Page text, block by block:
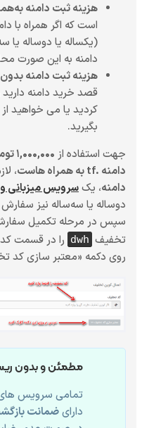
هزینه ثبت دامنه
است که اگر همراه
(یکساله یا دوساله یا
دامنه به این صورت
هزینه ثبت دامنه
قصد خرید دامنه
کردید یا می خواهید
بگیرید.
جهت استفاده از
دامنه .tf به همراه هاست
،
دامنه، یکسرویس میزبانی
دوساله یا سه‌ساله نیز
سپس در مرحله تکمیل
تخفیف dwh را در قسمت
روی دکمه «معتبر سازی کد
مطمئن و بدون
تمامی سرویس
دارایضمانت